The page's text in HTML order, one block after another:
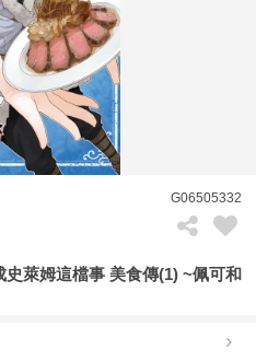
G06505332
萊姆這檔事 美食傳(1) ~佩可和